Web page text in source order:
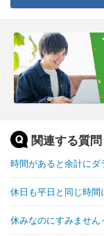
関連する質問
時間があると余計にダ
休日も平日と同じ時間
休みなのにすみません